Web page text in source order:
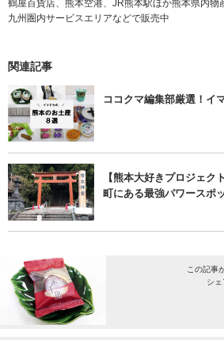
鶴屋百貨店、熊本空港、JR熊本駅ほか熊本県内物
九州圏内サービスエリアなどで販売中
関連記事
ココクマ編集部厳選！イ
【熊本大好きプロジェ
町にある最強パワースポ
この記事
シェ